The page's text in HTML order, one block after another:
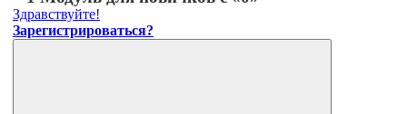
Здравствуйте!
Зарегистрироваться?